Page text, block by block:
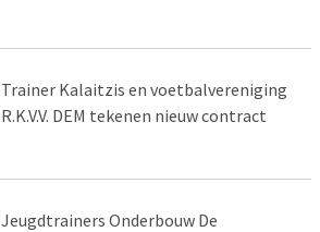
Trainer Kalaitzis en voetbalvereniging
R.K.V.V. DEM tekenen nieuw contract
Jeugdtrainers Onderbouw De